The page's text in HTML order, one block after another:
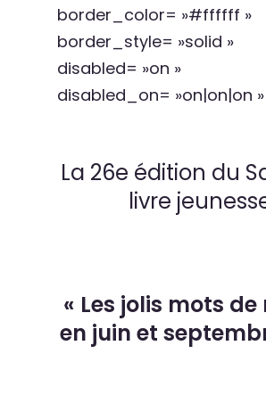
border_color= »#ffffff »
border_style= »solid »
disabled= »on »
disabled_on= »on|on|on
La 26e édition du
livre
« Les jolis mots de
en juin et